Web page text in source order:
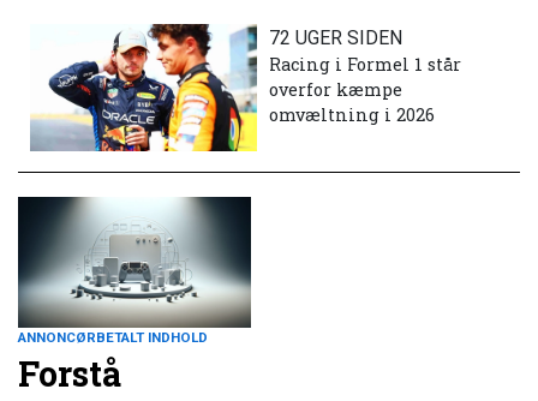
72 UGER SIDEN
Racing i Formel 1 står
overfor kæmpe
omvæltning i 2026
ANNONCØRBETALT INDHOLD
Forstå